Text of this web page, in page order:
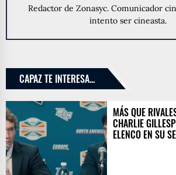
Redactor de Zonasyc. Comunicador
intento ser cineasta.
CAPAZ TE INTERESA...
MÁS QUE
CHARLIE
ELENCO EN SU